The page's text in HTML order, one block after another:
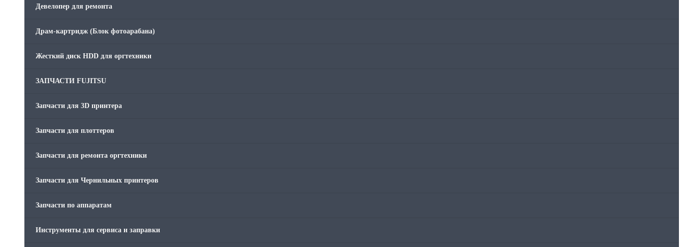
Девелопер для ремонта
Драм-картридж (Блок фотоарабана)
Жесткий диск HDD для оргтехники
ЗАПЧАСТИ FUJITSU
Запчасти для 3D принтера
Запчасти для плоттеров
Запчасти для ремонта оргтехники
Запчасти для Чернильных принтеров
Запчасти по аппаратам
Инструменты для сервиса и заправки